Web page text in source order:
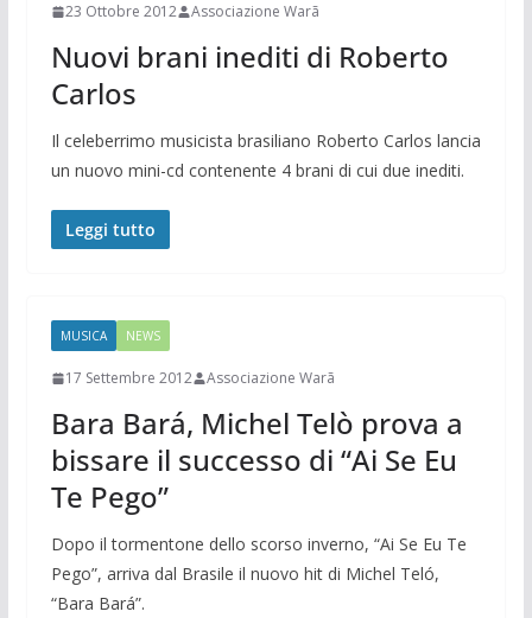
23 Ottobre 2012 Associazione Warã
Nuovi brani inediti di Roberto
Carlos
Il celeberrimo musicista brasiliano Roberto Carlos lancia
un nuovo mini-cd contenente 4 brani di cui due inediti.
Leggi tutto
MUSICA NEWS
17 Settembre 2012 Associazione Warã
Bara Bará, Michel Telò prova a
bissare il successo di “Ai Se Eu
Te Pego”
Dopo il tormentone dello scorso inverno, “Ai Se Eu Te
Pego”, arriva dal Brasile il nuovo hit di Michel Teló,
“Bara Bará”.